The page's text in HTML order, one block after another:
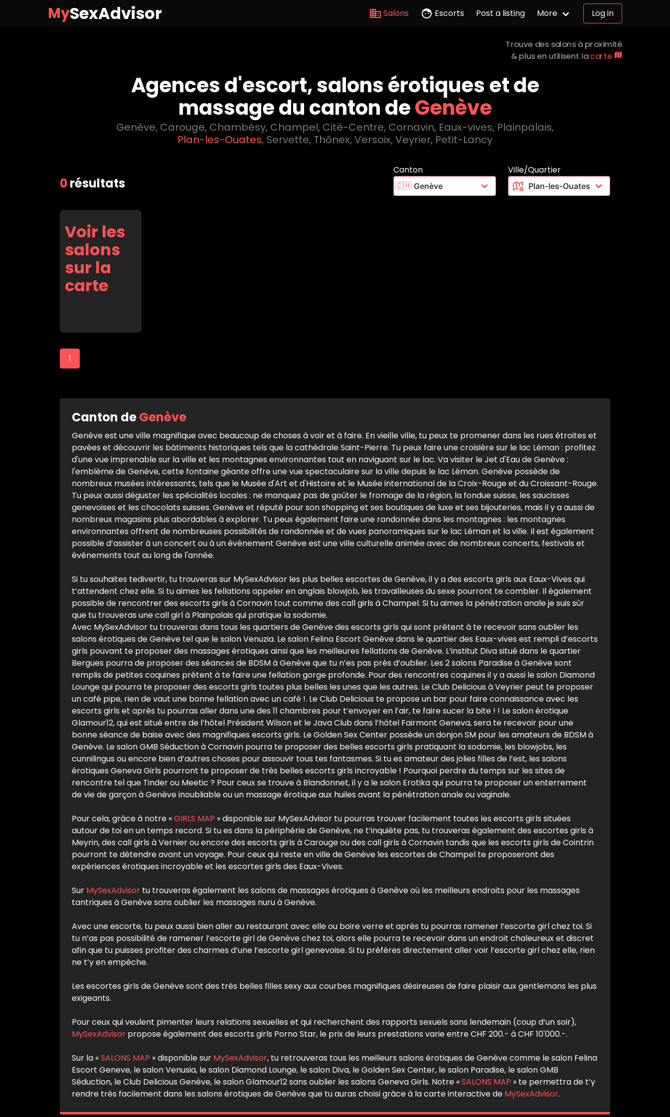
MySexAdvisor Salons Escorts Post a listing More Log in
Trouve des salons à proximité
& plus en utilisent lacarte
Agences d'escort, salons érotiques et de
massage du canton deGenève
Genève, Carouge, Chambésy, Champel, Cité-Centre, Cornavin, Eaux-vives, Plainpalais,
Plan-les-Ouates, Servette, Thônex, Versoix, Veyrier, Petit-Lancy
0résultats
Canton
🇨🇭
Ville/Quartier
Voir les
salons
sur la
carte
1
Canton deGenève
Genève est une ville magnifique avec beaucoup de choses à voir et à faire. En vieille ville, tu peux te promener dans les rues étroites et
pavées et découvrir les bâtiments historiques tels que la cathédrale Saint-Pierre. Tu peux faire une croisière sur le lac Léman : profitez
d'une vue imprenable sur la ville et les montagnes environnantes tout en naviguant sur le lac. Va visiter le Jet d'Eau de Genève :
l'emblème de Genève, cette fontaine géante offre une vue spectaculaire sur la ville depuis le lac Léman. Genève possède de
nombreux musées intéressants, tels que le Musée d'Art et d'Histoire et le Musée international de la Croix-Rouge et du Croissant-Rouge.
Tu peux aussi déguster les spécialités locales : ne manquez pas de goûter le fromage de la région, la fondue suisse, les saucisses
genevoises et les chocolats suisses. Genève et réputé pour son shopping et ses boutiques de luxe et ses bijouteries, mais il y a aussi de
nombreux magasins plus abordables à explorer. Tu peux également faire une randonnée dans les montagnes : les montagnes
environnantes offrent de nombreuses possibilités de randonnée et de vues panoramiques sur le lac Léman et la ville. Il est également
possible d’assister à un concert ou à un événement Genève est une ville culturelle animée avec de nombreux concerts, festivals et
événements tout au long de l'année.
Si tu souhaites tedivertir, tu trouveras sur MySexAdvisor les plus belles escortes de Genève, il y a des escorts girls aux Eaux-Vives qui
t’attendent chez elle. Si tu aimes les fellations appeler en anglais blowjob, les travailleuses du sexe pourront te combler. Il également
possible de rencontrer des escorts girls à Cornavin tout comme des call girls à Champel. Si tu aimes la pénétration anale je suis sûr
que tu trouveras une call girl à Plainpalais qui pratique la sodomie.
Avec MySexAdvisor tu trouveras dans tous les quartiers de Genève des escorts girls qui sont prêtent à te recevoir sans oublier les
salons érotiques de Genève tel que le salon Venuzia. Le salon Felina Escort Genève dans le quartier des Eaux-vives est rempli d’escorts
girls pouvant te proposer des massages érotiques ainsi que les meilleures fellations de Genève. L’institut Diva situé dans le quartier
Bergues pourra de proposer des séances de BDSM à Genève que tu n’es pas près d’oublier. Les 2 salons Paradise à Genève sont
remplis de petites coquines prêtent à te faire une fellation gorge profonde. Pour des rencontres coquines il y a aussi le salon Diamond
Lounge qui pourra te proposer des escorts girls toutes plus belles les unes que les autres. Le Club Delicious à Veyrier peut te proposer
un café pipe, rien de vaut une bonne fellation avec un café !. Le Club Delicious te propose un bar pour faire connaissance avec les
escorts girls et après tu pourras aller dans une des 11 chambres pour t’envoyer en l’air, te faire sucer la bite ! ! Le salon érotique
Glamour12, qui est situé entre de l’hôtel Président Wilson et le Java Club dans l’hôtel Fairmont Geneva, sera te recevoir pour une
bonne séance de baise avec des magnifiques escorts girls. Le Golden Sex Center possède un donjon SM pour les amateurs de BDSM à
Genève. Le salon GMB Séduction à Cornavin pourra te proposer des belles escorts girls pratiquant la sodomie, les blowjobs, les
cunnilingus ou encore bien d’autres choses pour assouvir tous tes fantasmes. Si tu es amateur des jolies filles de l’est, les salons
érotiques Geneva Girls pourront te proposer de très belles escorts girls incroyable ! Pourquoi perdre du temps sur les sites de
rencontre tel que Tinder ou Meetic ? Pour ceux se trouve à Blandonnet, il y a le salon Erotika qui pourra te proposer un enterrement
de vie de garçon à Genève inoubliable ou un massage érotique aux huiles avant la pénétration anale ou vaginale.
Pour cela, grâce à notre «GIRLS MAP » disponible sur MySexAdvisor tu pourras trouver facilement toutes les escorts girls situées
autour de toi en un temps record. Si tu es dans la périphérie de Genève, ne t’inquiète pas, tu trouveras également des escortes girls à
Meyrin, des call girls à Vernier ou encore des escorts girls à Carouge ou des call girls à Cornavin tandis que les escorts girls de Cointrin
pourront te détendre avant un voyage. Pour ceux qui reste en ville de Genève les escortes de Champel te proposeront des
expériences érotiques incroyable et les escortes girls des Eaux-Vives.
Sur MySexAdvisor tu trouveras également les salons de massages érotiques à Genève où les meilleurs endroits pour les massages
tantriques à Genève sans oublier les massages nuru à Genève.
Avec une escorte, tu peux aussi bien aller au restaurant avec elle ou boire verre et après tu pourras ramener l’escorte girl chez toi. Si
tu n’as pas possibilité de ramener l’escorte girl de Genève chez toi, alors elle pourra te recevoir dans un endroit chaleureux et discret
afin que tu puisses profiter des charmes d’une l’escorte girl genevoise. Si tu préfères directement aller voir l’escorte girl chez elle, rien
ne t’y en empêche.
Les escortes girls de Genève sont des très belles filles sexy aux courbes magnifiques désireuses de faire plaisir aux gentlemans les plus
exigeants.
Pour ceux qui veulent pimenter leurs relations sexuelles et qui recherchent des rapports sexuels sans lendemain (coup d’un soir),
MySexAdvisor propose également des escorts girls Porno Star, le prix de leurs prestations varie entre CHF 200.- à CHF 10'000.-.
Sur la «SALONS MAP » disponible sur MySexAdvisor, tu retrouveras tous les meilleurs salons érotiques de Genève comme le salon Felina
Escort Geneve, le salon Venusia, le salon Diamond Lounge, le salon Diva, le Golden Sex Center, le salon Paradise, le salon GMB
Séduction, le Club Delicious Genève, le salon Glamour12 sans oublier les salons Geneva Girls. Notre «SALONS MAP » te permettra de t’y
rendre très facilement dans les salons érotiques de Genève que tu auras choisi grâce à la carte interactive de MySexAdvisor.